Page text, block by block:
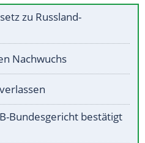
zu Russland-
Nachwuchs
Bundesgericht bestätigt